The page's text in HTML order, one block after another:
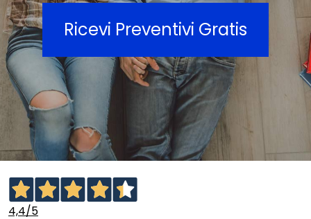
Ricevi Preventivi Gratis
4,4/5